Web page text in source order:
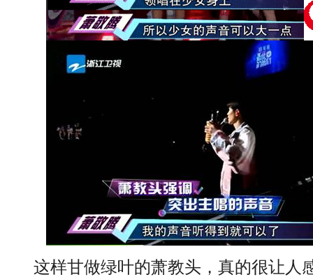
这样甘做绿叶的萧教头，真的很让人